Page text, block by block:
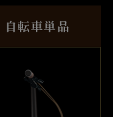
自転車単品